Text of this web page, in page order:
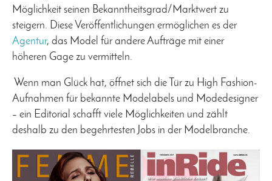
Möglichkeit seinen Bekanntheitsgrad/Marktwert zu
steigern. Diese Veröffentlichungen ermöglichen es der
Agentur, das Model für andere Aufträge mit einer
höheren Gage zu vermitteln.
Wenn man Glück hat, öffnet sich die Tür zu High Fashion-
Aufnahmen für bekannte Modelabels und Modedesigner
– ein Editorial schafft viele Möglichkeiten und zählt
deshalb zu den begehrtesten Jobs in der Modelbranche.